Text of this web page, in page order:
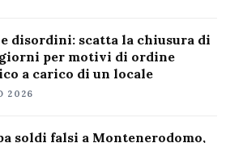
e disordini: scatta la chiusura di
per motivi di ordine
a carico di un locale
2026
soldi falsi a Montenerodomo,